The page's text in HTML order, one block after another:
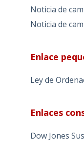
Noticia de
Noticia de
Enlace
Ley de
Enlaces
Dow Jones